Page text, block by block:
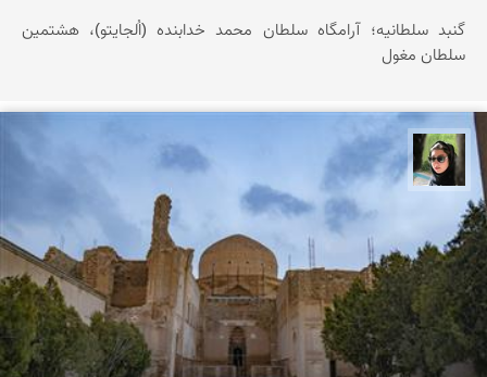
گنبد سلطانیه؛ آرامگاه سلطان محمد خدابنده (اُلجایتو)، هشتمین
سلطان مغول
سپیده اصلان